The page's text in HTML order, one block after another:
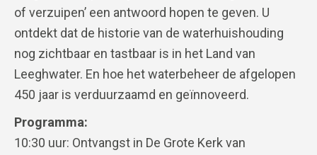
of verzuipen’ een antwoord hopen te geven. U
ontdekt dat de historie van de waterhuishouding
nog zichtbaar en tastbaar is in het Land van
Leeghwater. En hoe het waterbeheer de afgelopen
450 jaar is verduurzaamd en geïnnoveerd.
Programma:
10:30 uur: Ontvangst in De Grote Kerk van